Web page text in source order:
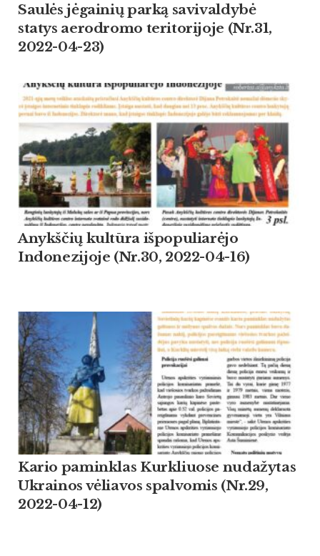
Saulės jėgainių parką savivaldybė
statys aerodromo teritorijoje (Nr.31,
2022-04-23)
Anykščių kultūra išpopuliarėjo
Indonezijoje (Nr.30, 2022-04-16)
Kario paminklas Kurkliuose nudažytas
Ukrainos vėliavos spalvomis (Nr.29,
2022-04-12)